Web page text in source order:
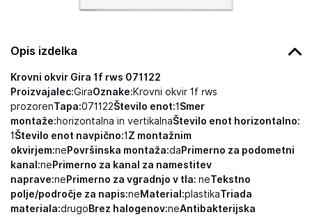
Opis izdelka
Krovni okvir Gira 1f rws 071122
Proizvajalec:GiraOznake:Krovni okvir 1f rws
prozorenTapa:071122Število enot:1 Smer
montaže:horizontalna in vertikalnaŠtevilo enot horizontalno:
1 Število enot navpično:1 Z montažnim
okvirjem:nePovršinska montaža:daPrimerno za podometni
kanal:nePrimerno za kanal za namestitev
naprave:nePrimerno za vgradnjo v tla: neTekstno
polje/področje za napis:neMaterial:plastikaTriada
materiala:drugoBrez halogenov:neAntibakterijska